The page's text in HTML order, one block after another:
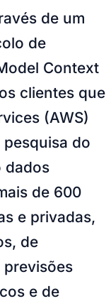
da
das Artes
de um
de
Context
clientes que
(AWS)
do
dados
de 600
e privadas,
de
e de